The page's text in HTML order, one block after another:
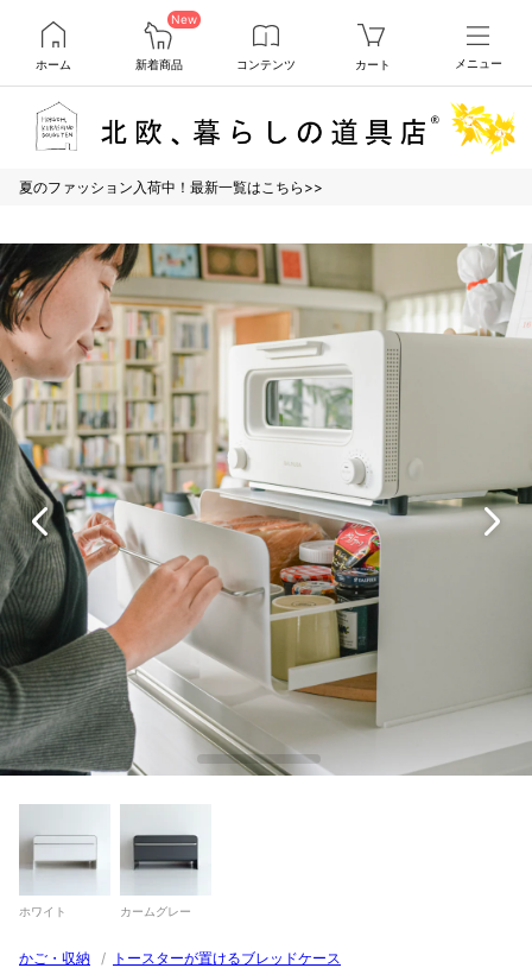
ホーム
New
新着商品 コンテンツ カート メニュー
夏のファッション入荷中！最新一覧はこちら>>
ホワイト カームグレー
かご・収納 / トースターが置けるブレッドケース